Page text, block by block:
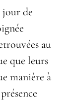
jour de
au
que leurs
manière à